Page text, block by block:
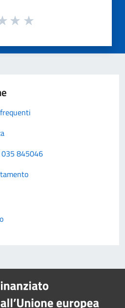
035 845046